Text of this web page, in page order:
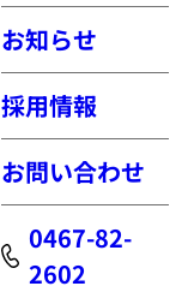
お知らせ
採用情報
お問い合わせ
0467-82-
2602